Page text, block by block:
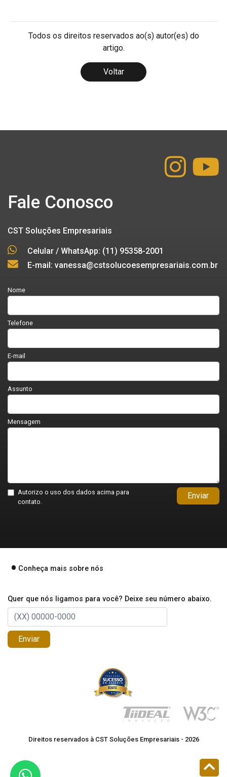
Todos os direitos reservados ao(s) autor(es) do
artigo.
Voltar
Fale Conosco
CST Soluções Empresariais
Celular / WhatsApp: (11) 95358-2001
E-mail: vanessa@cstsolucoesempresariais.com.br
Nome
Telefone
E-mail
Assunto
Mensagem
Autorizo o uso dos dados acima para
contato.
Enviar
Conheça mais sobre nós
Quer que nós ligamos para você? Deixe seu número abaixo.
Enviar
Direitos reservados à CST Soluções Empresariais - 2026